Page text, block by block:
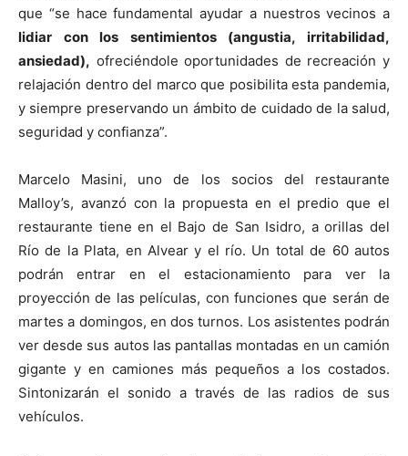
que “se hace fundamental ayudar a nuestros vecinos a
lidiar con los sentimientos (angustia, irritabilidad,
ansiedad), ofreciéndole oportunidades de recreación y
relajación dentro del marco que posibilita esta pandemia,
y siempre preservando un ámbito de cuidado de la salud,
seguridad y confianza”.
Marcelo Masini, uno de los socios del restaurante
Malloy’s, avanzó con la propuesta en el predio que el
restaurante tiene en el Bajo de San Isidro, a orillas del
Río de la Plata, en Alvear y el río. Un total de 60 autos
podrán entrar en el estacionamiento para ver la
proyección de las películas, con funciones que serán de
martes a domingos, en dos turnos. Los asistentes podrán
ver desde sus autos las pantallas montadas en un camión
gigante y en camiones más pequeños a los costados.
Sintonizarán el sonido a través de las radios de sus
vehículos.